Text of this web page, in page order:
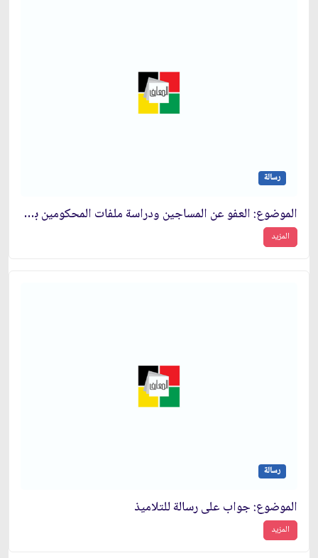
رسالة
الموضوع: العفو عن المساجين ودراسة ملفات المحكومين بشكل سريع‏
المزيد
رسالة
الموضوع: جواب على رسالة للتلاميذ
المزيد